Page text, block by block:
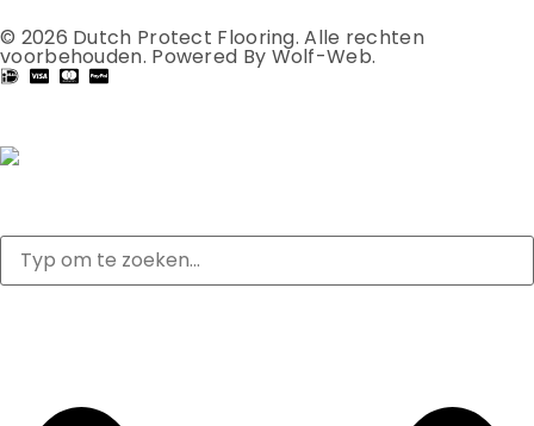
© 2026 Dutch Protect Flooring. Alle rechten
voorbehouden. Powered By Wolf-Web.